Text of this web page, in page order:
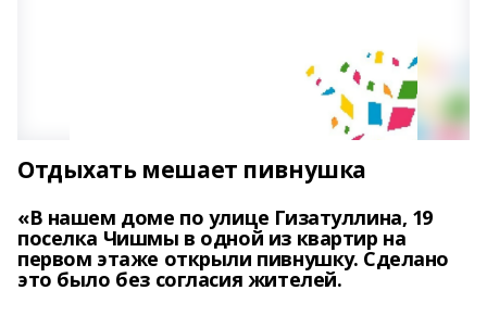
Отдыхать мешает пивнушка
«В нашем доме по улице Гизатуллина, 19
поселка Чишмы в одной из квартир на
первом этаже открыли пивнушку. Сделано
это было без согласия жителей.